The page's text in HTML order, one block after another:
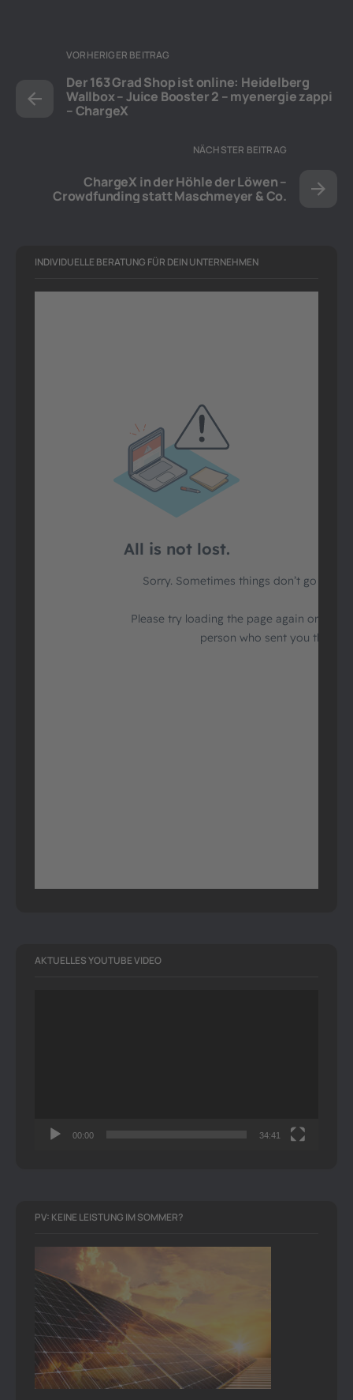
VORHERIGER BEITRAG
Der 163 Grad Shop ist online: Heidelberg
Wallbox – Juice Booster 2 – myenergie zappi
– ChargeX
NÄCHSTER BEITRAG
ChargeX in der Höhle der Löwen –
Crowdfunding statt Maschmeyer & Co.
INDIVIDUELLE BERATUNG FÜR DEIN UNTERNEHMEN
AKTUELLES YOUTUBE VIDEO
00:00 34:41
PV: KEINE LEISTUNG IM SOMMER?